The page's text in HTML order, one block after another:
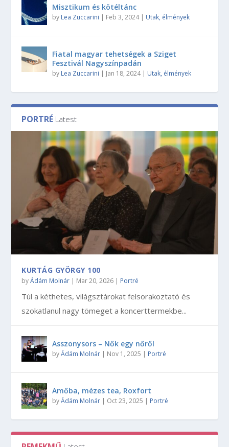
Misztikum és kötéltánc
by Lea Zuccarini | Feb 3, 2024| Utak, élmények
Fiatal magyar tehetségek a Sziget
Fesztivál Nagyszínpadán
by Lea Zuccarini | Jan 18, 2024| Utak, élmények
PORTRÉ Latest
KURTÁG GYÖRGY 100
byÁdám Molnár | Mar 20, 2026 | Portré
Túl a kéthetes, világsztárokat felsorakoztató és
szokatlanul nagy tömeget a koncerttermekbe...
Asszonysors – Nők egy nőről
byÁdám Molnár | Nov 1, 2025 | Portré
Amőba, mézes tea, Roxfort
byÁdám Molnár | Oct 23, 2025 | Portré